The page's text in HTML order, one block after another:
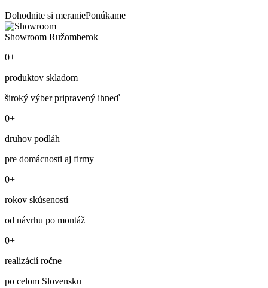
Dohodnite si meraniePonúkame
Showroom Ružomberok
0+
produktov skladom
široký výber pripravený ihneď
0+
druhov podláh
pre domácnosti aj firmy
0+
rokov skúseností
od návrhu po montáž
0+
realizácií ročne
po celom Slovensku